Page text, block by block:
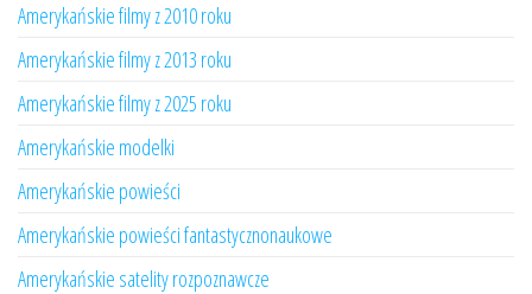
Amerykańskie filmy z 2010 roku
Amerykańskie filmy z 2013 roku
Amerykańskie filmy z 2025 roku
Amerykańskie modelki
Amerykańskie powieści
Amerykańskie powieści fantastycznonaukowe
Amerykańskie satelity rozpoznawcze